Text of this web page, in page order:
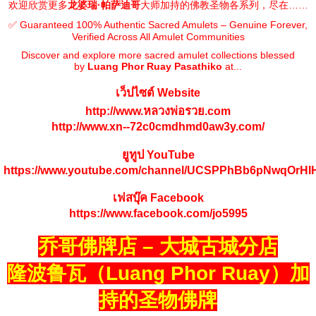
欢迎欣赏更多龙婆瑞·帕萨迪哥大师加持的佛教圣物各系列，尽在……
✅ Guaranteed 100% Authentic Sacred Amulets – Genuine Forever,
Verified Across All Amulet Communities
Discover and explore more sacred amulet collections blessed
by Luang Phor Ruay Pasathiko at...
เว็ปไซต์ Website
http://www.หลวงพ่อรวย.com
http://www.xn--72c0cmdhmd0aw3y.com/
ยูทูป YouTube
https://www.youtube.com/channel/
เฟสบุ๊ค Facebook
https://www.facebook.com/jo5995
乔哥佛牌店 – 大城古城分店
隆波鲁瓦（Luang Phor Ruay）加
持的圣物佛牌